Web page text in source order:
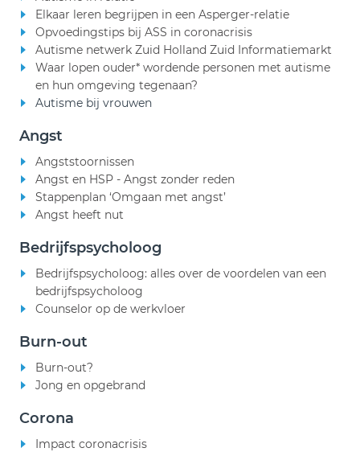
Elkaar leren begrijpen in een Asperger-relatie
Opvoedingstips bij ASS in coronacrisis
Autisme netwerk Zuid Holland Zuid Informatiemarkt
Waar lopen ouder* wordende personen met autisme
en hun omgeving tegenaan?
Autisme bij vrouwen
Angst
Angststoornissen
Angst en HSP - Angst zonder reden
Stappenplan ‘Omgaan met angst’
Angst heeft nut
Bedrijfspsycholoog
Bedrijfspsycholoog: alles over de voordelen van een
bedrijfspsycholoog
Counselor op de werkvloer
Burn-out
Burn-out?
Jong en opgebrand
Corona
Impact coronacrisis